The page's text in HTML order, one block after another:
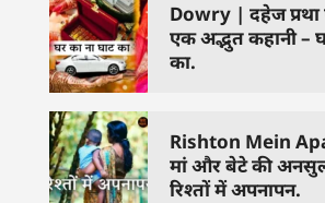
Dowry | दहेज
एक अद्भुत कहानी –
का.
Rishton Mein
मां और बेटे की
रिश्तों में अपनापन.